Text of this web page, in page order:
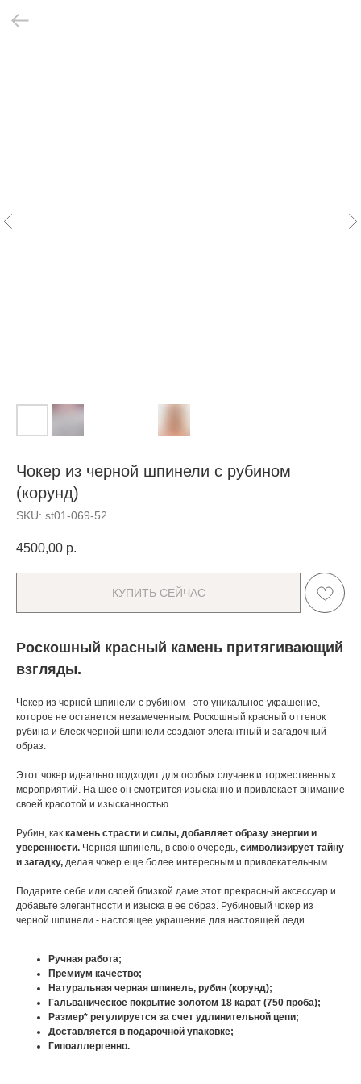
Чокер из черной шпинели с рубином
(корунд)
SKU: st01-069-52
4500,00 р.
КУПИТЬ СЕЙЧАС
Роскошный красный камень притягивающий
взгляды.
Чокер из черной шпинели с рубином - это уникальное украшение,
которое не останется незамеченным. Роскошный красный оттенок
рубина и блеск черной шпинели создают элегантный и загадочный
образ.
Этот чокер идеально подходит для особых случаев и торжественных
мероприятий. На шее он смотрится изысканно и привлекает внимание
своей красотой и изысканностью.
Рубин, как камень страсти и силы, добавляет образу энергии и
уверенности. Черная шпинель, в свою очередь, символизирует тайну
и загадку, делая чокер еще более интересным и привлекательным.
Подарите себе или своей близкой даме этот прекрасный аксессуар и
добавьте элегантности и изыска в ее образ. Рубиновый чокер из
черной шпинели - настоящее украшение для настоящей леди.
Ручная работа;
Премиум качество;
Натуральная черная шпинель, рубин (корунд);
Гальваническое покрытие золотом 18 карат (750 проба);
Размер* регулируется за счет удлинительной цепи;
Доставляется в подарочной упаковке;
Гипоаллергенно.